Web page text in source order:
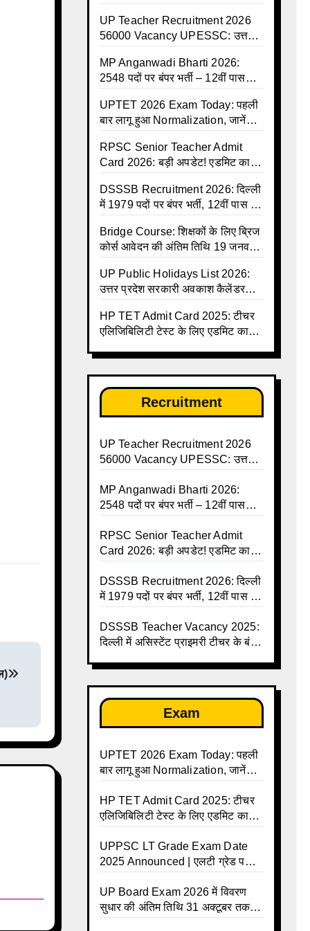
इलाज शुरू
UP Teacher Recruitment 2026
56000 Vacancy UPESSC: उत्तर
की बंपर भर्ती की तैयारी, अगस्त में आ
सकता है विज्ञापन
MP Anganwadi Bharti 2026:
2548 पदों पर बंपर भर्ती – 12वीं पास
Apply Online
UPTET 2026 Exam Today: पहली
बार लागू हुआ Normalization, जानें
क्या होगा फायदा
RPSC Senior Teacher Admit
Card 2026: बड़ी अपडेट! एडमिट कार्ड
जरूरी निर्देश
DSSSB Recruitment 2026: दिल्ली
में 1979 पदों पर बंपर भर्ती, 12वीं पास के
तक
Bridge Course: शिक्षकों के लिए ब्रिज
कोर्स आवेदन की अंतिम तिथि 19 जनवरी
UP Public Holidays List 2026:
उत्तर प्रदेश सरकारी अवकाश कैलेंडर
डाउनलोड करें | Up Avkash Talika |
up government avkash talika |
Sarkari Avkash Talika | Up
Calendar
HP TET Admit Card 2025: टीचर
एलिजिबिलिटी टेस्ट के लिए एडमिट कार्ड
Recruitment
UP Teacher Recruitment 2026
56000 Vacancy UPESSC: उत्तर
की बंपर भर्ती की तैयारी, अगस्त में आ
सकता है विज्ञापन
MP Anganwadi Bharti 2026:
2548 पदों पर बंपर भर्ती – 12वीं पास
Apply Online
RPSC Senior Teacher Admit
Card 2026: बड़ी अपडेट! एडमिट कार्ड
जरूरी निर्देश
DSSSB Recruitment 2026: दिल्ली
में 1979 पदों पर बंपर भर्ती, 12वीं पास के
तक
DSSSB Teacher Vacancy 2025:
दिल्ली में असिस्टेंट प्राइमरी टीचर के बंपर
Exam
UPTET 2026 Exam Today: पहली
बार लागू हुआ Normalization, जानें
क्या होगा फायदा
HP TET Admit Card 2025: टीचर
एलिजिबिलिटी टेस्ट के लिए एडमिट कार्ड
UPPSC LT Grade Exam Date
2025 Announced | एलटी ग्रेड परीक्षा
जानिए पूरा टाइम टेबल
UP Board Exam 2026 में विवरण
सुधार की अंतिम तिथि 31 अक्टूबर तक